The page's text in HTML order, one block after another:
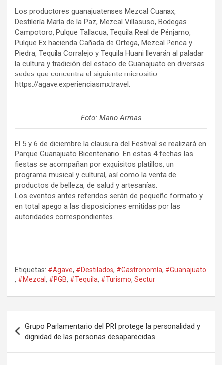
Los productores guanajuatenses Mezcal Cuanax,
Destilería María de la Paz, Mezcal Villasuso, Bodegas
Campotoro, Pulque Tallacua, Tequila Real de Pénjamo,
Pulque Ex hacienda Cañada de Ortega, Mezcal Penca y
Piedra, Tequila Corralejo y Tequila Huani llevarán al paladar
la cultura y tradición del estado de Guanajuato en diversas
sedes que concentra el siguiente micrositio
https://agave.experienciasmx.travel.
Foto: Mario Armas
El 5 y 6 de diciembre la clausura del Festival se realizará en
Parque Guanajuato Bicentenario. En estas 4 fechas las
fiestas se acompañan por exquisitos platillos, un
programa musical y cultural, así como la venta de
productos de belleza, de salud y artesanías.
Los eventos antes referidos serán de pequeño formato y
en total apego a las disposiciones emitidas por las
autoridades correspondientes.
Etiquetas: #Agave, #Destilados, #Gastronomía, #Guanajuato
, #Mezcal, #PGB, #Tequila, #Turismo, Sectur
de
entradas
Grupo Parlamentario del PRI protege la personalidad y
dignidad de las personas desaparecidas